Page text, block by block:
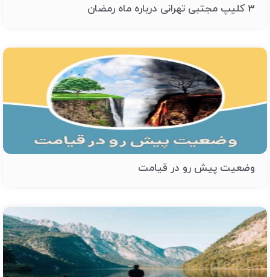
3 کلیپ مجتبی تهرانی درباره ماه رمضان
وضعیت پیش رو در قیامت